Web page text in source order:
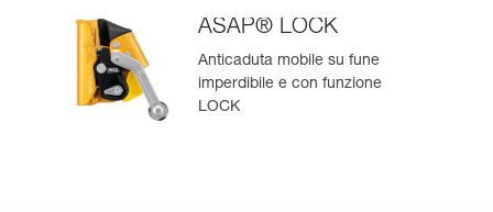
ASAP® LOCK
Anticaduta mobile su fune
imperdibile e con funzione
LOCK